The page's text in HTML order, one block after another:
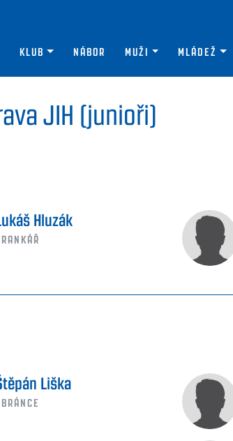
MLÁDEŽ
MUŽI
NÁBOR
KLUB
JIH (junioři)
Hluzák
Liška